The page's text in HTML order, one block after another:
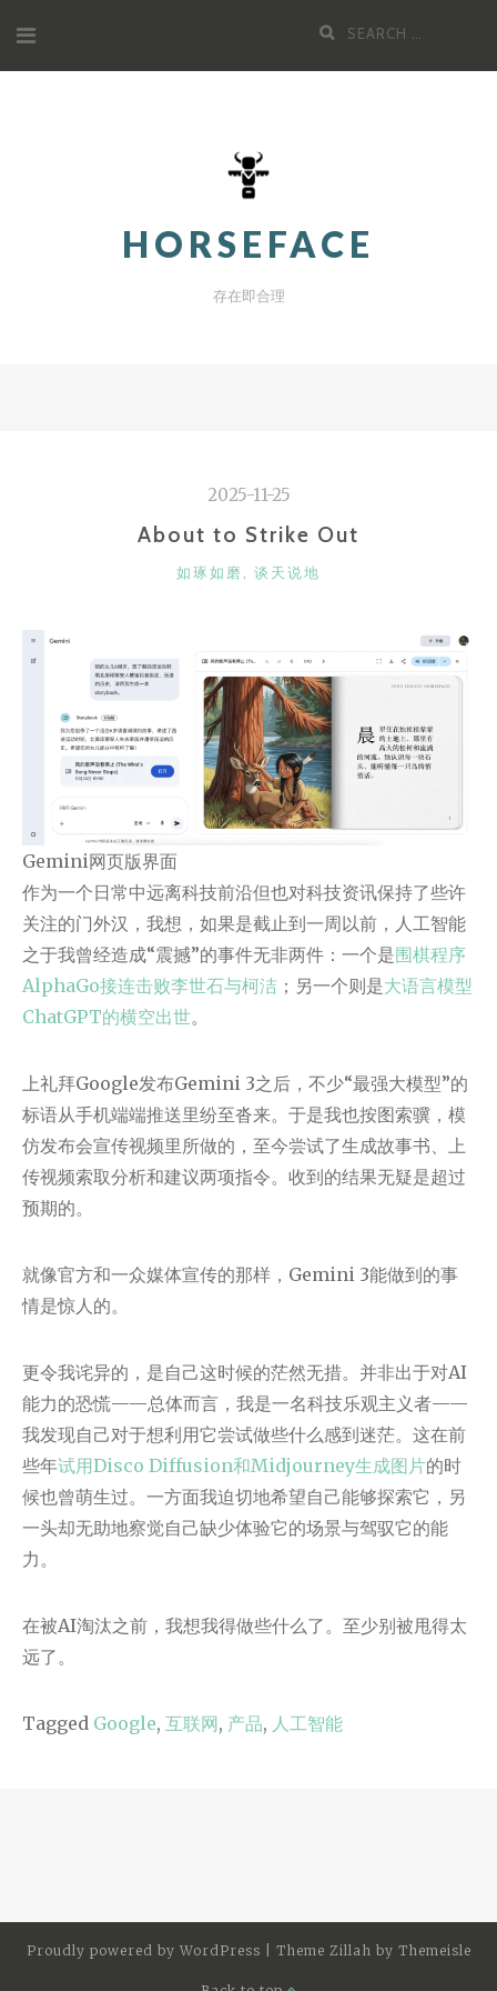
content
Search
HORSEFACE
存在即合理
2025-11-25
About to Strike Out
CATEGORIES
如琢如磨 谈天说地
Gemini网页版界面
作为一个日常中远离科技前沿但也对科技资讯保持了些许
关注的门外汉，我想，如果是截止到一周以前，人工智能
之于我曾经造成“震撼”的事件无非两件：一个是围棋程序
AlphaGo接连击败李世石与柯洁 ；另一个则是大语言模型
ChatGPT的横空出世。
上礼拜Google发布Gemini 3之后，不少“最强大模型”的
标语从手机端端推送里纷至沓来。于是我也按图索骥，模
仿发布会宣传视频里所做的，至今尝试了生成故事书、上
传视频索取分析和建议两项指令。收到的结果无疑是超过
预期的。
就像官方和一众媒体宣传的那样，Gemini 3能做到的事
情是惊人的。
更令我诧异的，是自己这时候的茫然无措。并非出于对AI
能力的恐慌——总体而言，我是一名科技乐观主义者——
我发现自己对于想利用它尝试做些什么感到迷茫。这在前
些年试用Disco Diffusion和Midjourney生成图片的时
候也曾萌生过。一方面我迫切地希望自己能够探索它，另
一头却无助地察觉自己缺少体验它的场景与驾驭它的能
力。
在被AI淘汰之前，我想我得做些什么了。至少别被甩得太
远了。
Tagged Google, 互联网, 产品, 人工智能
Proudly powered by WordPress Theme Zillah by Themeisle